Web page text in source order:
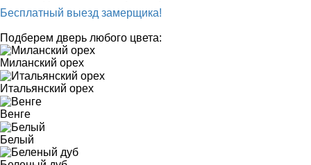
Бесплатный выезд замерщика!
Подберем дверь любого цвета:
Миланский орех
Итальянский орех
Венге
Белый